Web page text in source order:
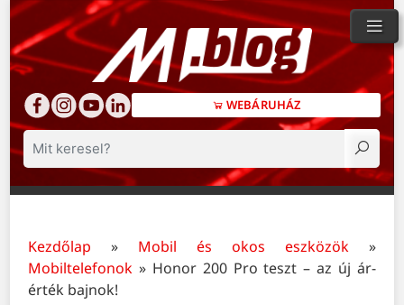
WEBÁRUHÁZ
Keresés
Kezdőlap » Mobil és okos eszközök»
Mobiltelefonok » Honor 200 Pro teszt – az új ár-
érték bajnok!